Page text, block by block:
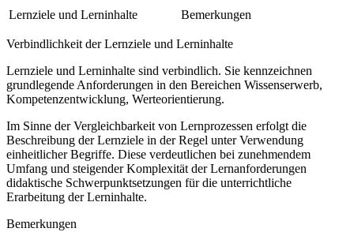
Lernziele und Lerninhalte Bemerkungen
Verbindlichkeit der Lernziele und Lerninhalte
Lernziele und Lerninhalte sind verbindlich. Sie kennzeichnen
grundlegende Anforderungen in den Bereichen Wissenserwerb,
Kompetenzentwicklung, Werteorientierung.
Im Sinne der Vergleichbarkeit von Lernprozessen erfolgt die
Beschreibung der Lernziele in der Regel unter Verwendung
einheitlicher Begriffe. Diese verdeutlichen bei zunehmendem
Umfang und steigender Komplexität der Lernanforderungen
didaktische Schwerpunktsetzungen für die unterrichtliche
Erarbeitung der Lerninhalte.
Bemerkungen